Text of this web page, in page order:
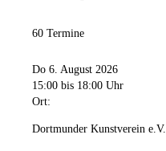
60 Termine
Do 6. August 2026
15:00 bis 18:00 Uhr
Ort:
Dortmunder Kunstverein e.V.